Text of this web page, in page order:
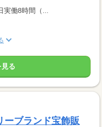
実働8時間（...
る
ブランド宝飾販